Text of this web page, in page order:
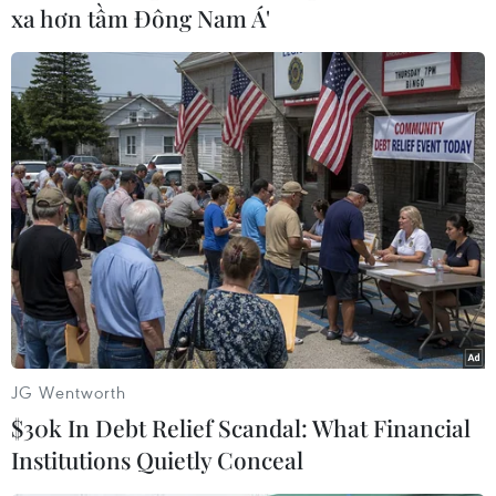
#Hồi giáo #Nhà tiên tri #Mohammed
#Tẩy chay
#Hàng hóa
#Siêu thị
xa hơn tầm Đông Nam Á'
JG Wentworth
$30k In Debt Relief Scandal: What Financial
Institutions Quietly Conceal